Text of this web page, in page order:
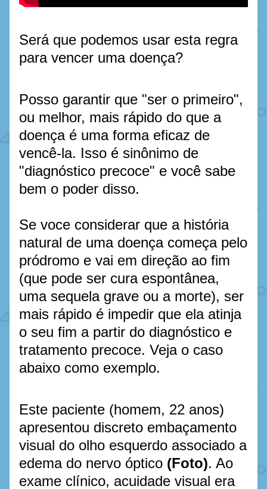
Será que podemos usar esta regra
para vencer uma doença?
Posso garantir que "ser o primeiro",
ou melhor, mais rápido do que a
doença é uma forma eficaz de
vencê-la. Isso é sinônimo de
"diagnóstico precoce" e você sabe
bem o poder disso.
Se voce considerar que a história
natural de uma doença começa pelo
pródromo e vai em direção ao fim
(que pode ser cura espontânea,
uma sequela grave ou a morte), ser
mais rápido é impedir que ela atinja
o seu fim a partir do diagnóstico e
tratamento precoce. Veja o caso
abaixo como exemplo.
Este paciente (homem, 22 anos)
apresentou discreto embaçamento
visual do olho esquerdo associado a
edema do nervo óptico (Foto). Ao
exame clínico, acuidade visual era